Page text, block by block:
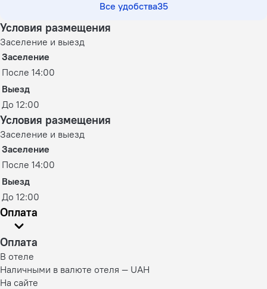
Все удобства35
Условия размещения
Заселение и выезд
Заселение
После 14:00
Выезд
До 12:00
Условия размещения
Заселение и выезд
Заселение
После 14:00
Выезд
До 12:00
Оплата
Оплата
В отеле
Наличными в валюте отеля — UAH
На сайте